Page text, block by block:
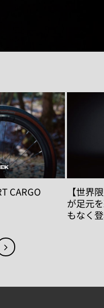
CARGO
【世界
が足元
もなく